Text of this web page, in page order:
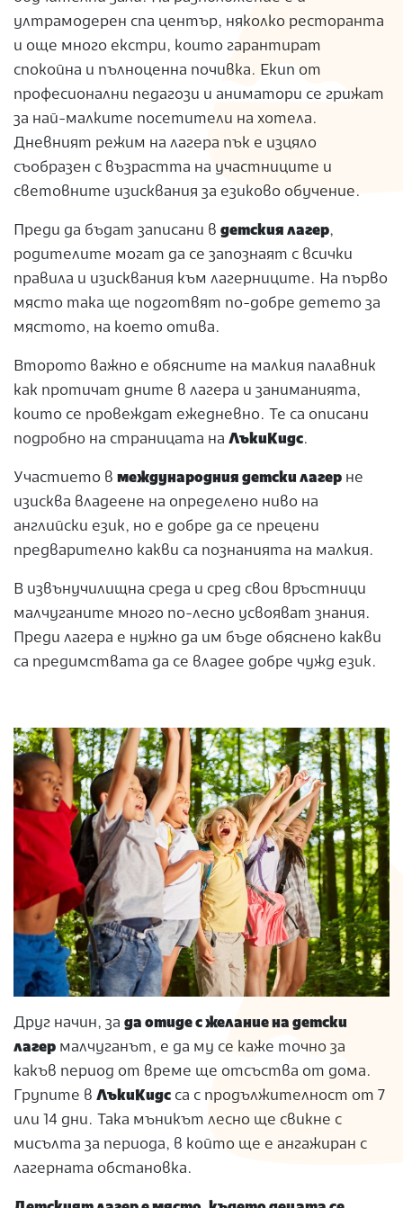
ултрамодерен спа център, няколко ресторанта
и още много екстри, които гарантират
спокойна и пълноценна почивка. Екип от
професионални педагози и аниматори се грижат
за най-малките посетители на хотела.
Дневният режим на лагера пък е изцяло
съобразен с възрастта на участниците и
световните изисквания за езиково обучение.
Преди да бъдат записани в детския лагер,
родителите могат да се запознаят с всички
правила и изисквания към лагерниците. На първо
място така ще подготвят по-добре детето за
мястото, на което отива.
Второто важно е обясните на малкия палавник
как протичат дните в лагера и заниманията,
които се провеждат ежедневно. Те са описани
подробно на страницата на ЛъкиКидс.
Участието в международния детски лагер не
изисква владеене на определено ниво на
английски език, но е добре да се прецени
предварително какви са познанията на малкия.
В извънучилищна среда и сред свои връстници
малчуганите много по-лесно усвояват знания.
Преди лагера е нужно да им бъде обяснено какви
са предимствата да се владее добре чужд език.
Друг начин, за да отиде с желание на детски
лагер малчуганът, е да му се каже точно за
какъв период от време ще отсъства от дома.
Групите в ЛъкиКидс са с продължителност от 7
или 14 дни. Така мъникът лесно ще свикне с
мисълта за периода, в който ще е ангажиран с
лагерната обстановка.